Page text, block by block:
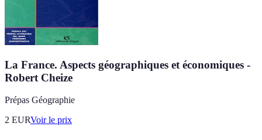
La France. Aspects géographiques et économiques -
Robert Cheize
Prépas Géographie
2 EURVoir le prix